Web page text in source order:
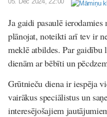
Ja gaidi pasaulē
plānojat, noteikti arī tev ir
meklē atbildes. Par
dienām ar bēbīti un
Grūtnieču diena ir iespēja
vairākus speciālistus un
interesējošajiem